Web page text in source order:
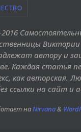
Виктории
автору и
Каждая статья
как авторская.
ссылки на сайт и
наNirvana&